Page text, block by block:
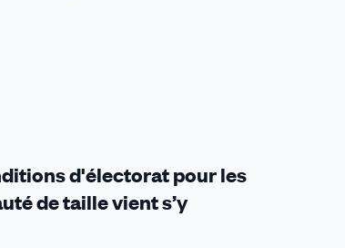
d'électorat pour les
de taille vient s’y